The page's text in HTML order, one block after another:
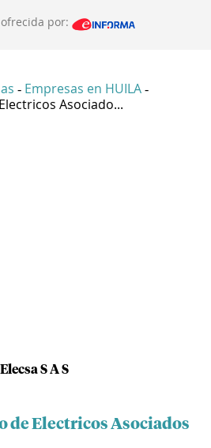
por:
- Empresas en HUILA -
Electricos Asociado...
S A S
de Electricos Asociados